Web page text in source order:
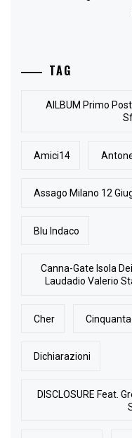
TAG
AlLBUM Primo
Amici14
Assago Milano 12
Blu Indaco
Canna-Gate Isola
Laudadio Valerio
Cher
Dichiarazioni
DISCLOSURE Feat.